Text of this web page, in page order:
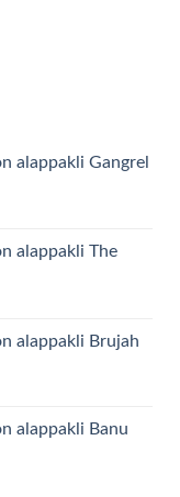
alappakli Gangrel
alappakli The
alappakli Brujah
alappakli Banu